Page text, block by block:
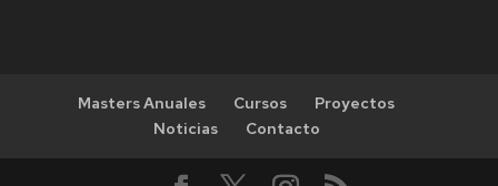
Masters Anuales Cursos
Proyectos
Noticias
Contacto